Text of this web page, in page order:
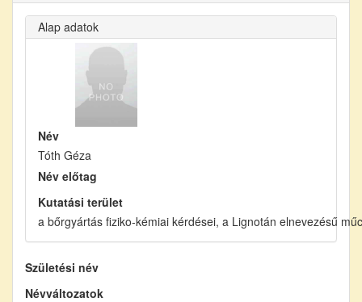
Alap adatok
Név
Tóth Géza
Név előtag
Kutatási terület
a bőrgyártás fiziko-kémiai kérdései, a Lignotán elnevezésű
Születési név
Névváltozatok